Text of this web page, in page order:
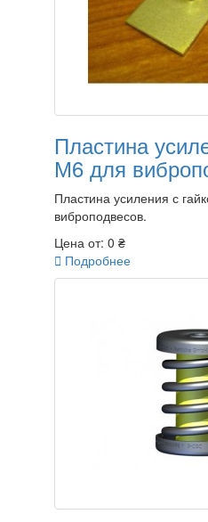
Пластина
М6 для
Пластина усиления с
виброподвесов.
Цена от: 0 ₴
 Подробнее